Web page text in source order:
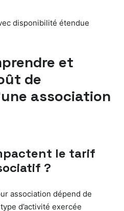
disponibilité étendue
et
de
association
le tarif
?
association dépend de
d’activité exercée